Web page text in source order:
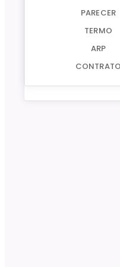
PARECER
TERMO
ARP
CONTRATO